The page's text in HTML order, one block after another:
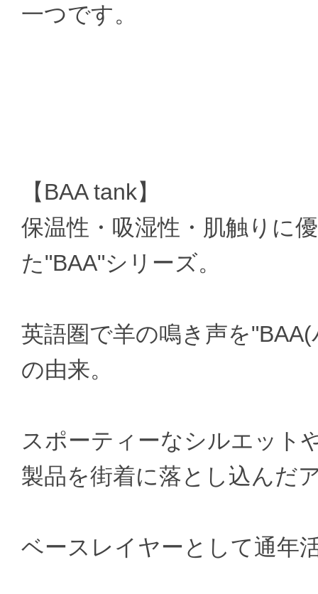
一つです。
【BAA tank】
保温性・吸湿性・肌触りに
た"BAA"シリーズ。
英語圏で羊の鳴き声を
の由来。
スポーティーなシルエット
製品を街着に落とし込んだ
ベースレイヤーとして通年